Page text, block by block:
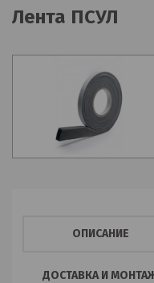
Лента ПСУЛ
ОПИСАНИЕ
ДОСТАВКА И